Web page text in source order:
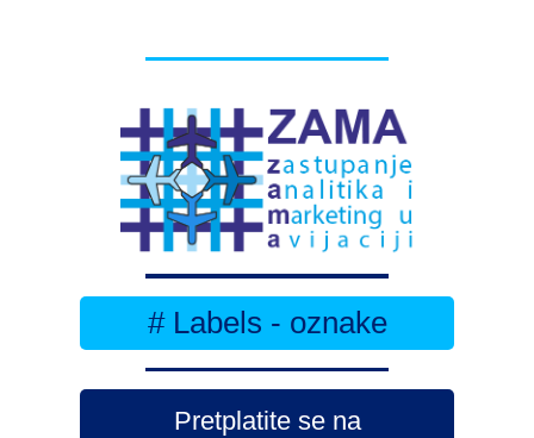
# Labels - oznake
Pretplatite se na